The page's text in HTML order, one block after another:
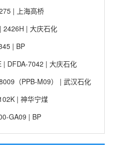
| 上海高桥
2426H | 大庆石化
| BP
| DFDA-7042 | 大庆石化
（PPB-M09） | 武汉石化
| 神华宁煤
GA09 | BP